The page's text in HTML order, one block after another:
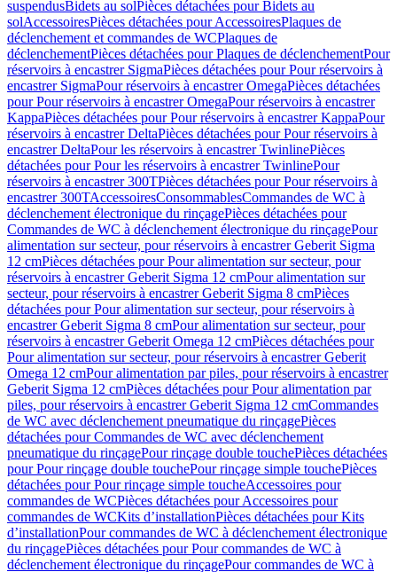
suspendusBidets au solPièces détachées pour Bidets au
solAccessoiresPièces détachées pour AccessoiresPlaques de
déclenchement et commandes de WCPlaques de
déclenchementPièces détachées pour Plaques de déclenchementPour
réservoirs à encastrer SigmaPièces détachées pour Pour réservoirs à
encastrer SigmaPour réservoirs à encastrer OmegaPièces détachées
pour Pour réservoirs à encastrer OmegaPour réservoirs à encastrer
KappaPièces détachées pour Pour réservoirs à encastrer KappaPour
réservoirs à encastrer DeltaPièces détachées pour Pour réservoirs à
encastrer DeltaPour les réservoirs à encastrer TwinlinePièces
détachées pour Pour les réservoirs à encastrer TwinlinePour
réservoirs à encastrer 300TPièces détachées pour Pour réservoirs à
encastrer 300TAccessoiresConsommablesCommandes de WC à
déclenchement électronique du rinçagePièces détachées pour
Commandes de WC à déclenchement électronique du rinçagePour
alimentation sur secteur, pour réservoirs à encastrer Geberit Sigma
12 cmPièces détachées pour Pour alimentation sur secteur, pour
réservoirs à encastrer Geberit Sigma 12 cmPour alimentation sur
secteur, pour réservoirs à encastrer Geberit Sigma 8 cmPièces
détachées pour Pour alimentation sur secteur, pour réservoirs à
encastrer Geberit Sigma 8 cmPour alimentation sur secteur, pour
réservoirs à encastrer Geberit Omega 12 cmPièces détachées pour
Pour alimentation sur secteur, pour réservoirs à encastrer Geberit
Omega 12 cmPour alimentation par piles, pour réservoirs à encastrer
Geberit Sigma 12 cmPièces détachées pour Pour alimentation par
piles, pour réservoirs à encastrer Geberit Sigma 12 cmCommandes
de WC avec déclenchement pneumatique du rinçagePièces
détachées pour Commandes de WC avec déclenchement
pneumatique du rinçagePour rinçage double touchePièces détachées
pour Pour rinçage double touchePour rinçage simple touchePièces
détachées pour Pour rinçage simple toucheAccessoires pour
commandes de WCPièces détachées pour Accessoires pour
commandes de WCKits d’installationPièces détachées pour Kits
d’installationPour commandes de WC à déclenchement électronique
du rinçagePièces détachées pour Pour commandes de WC à
déclenchement électronique du rinçagePour commandes de WC à